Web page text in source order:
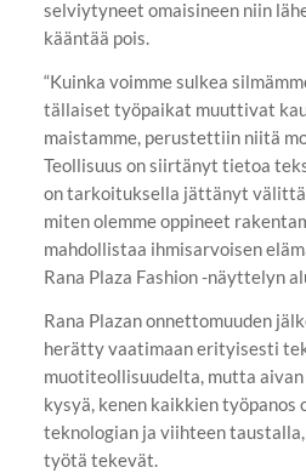
selviytyneet omaisineen niin
kääntää pois.
“Kuinka voimme sulkea
tällaiset työpaikat muuttivat
maistamme, perustettiin niitä
Teollisuus on siirtänyt tietoa
on tarkoituksella jättänyt
miten olemme oppineet
mahdollistaa ihmisarvoisen
Rana Plaza Fashion -näyttelyn
Rana Plazan onnettomuuden
herätty vaatimaan erityisesti
muotiteollisuudelta, mutta
kysyä, kenen kaikkien työpanos
teknologian ja viihteen
työtä tekevät.